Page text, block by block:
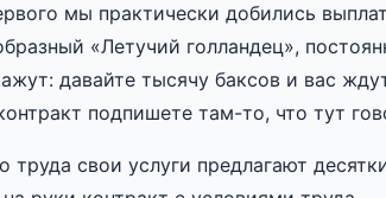
мы практически добились
«Летучий голландец»,
давайте тысячу баксов и вас
подпишете там-то, что тут
труда свои услуги предлагают